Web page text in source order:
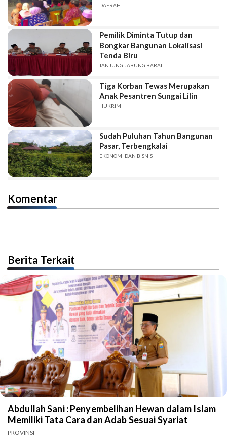
DAERAH
Pemilik Diminta Tutup dan
Bongkar Bangunan Lokalisasi
Tenda Biru
TANJUNG JABUNG BARAT
Tiga Korban Tewas Merupakan
Anak Pesantren Sungai Lilin
HUKRIM
Sudah Puluhan Tahun Bangunan
Pasar, Terbengkalai
EKONOMI DAN BISNIS
Komentar
Berita Terkait
Abdullah Sani : Penyembelihan Hewan dalam Islam
Memiliki Tata Cara dan Adab Sesuai Syariat
PROVINSI